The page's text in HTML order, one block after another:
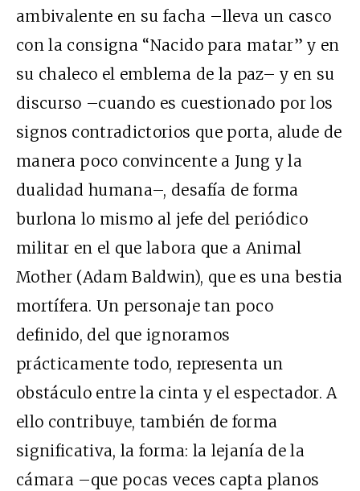
ambivalente en su facha –lleva un casco
con la consigna “Nacido para matar” y en
su chaleco el emblema de la paz– y en su
discurso –cuando es cuestionado por los
signos contradictorios que porta, alude de
manera poco convincente a Jung y la
dualidad humana–, desafía de forma
burlona lo mismo al jefe del periódico
militar en el que labora que a Animal
Mother (Adam Baldwin), que es una bestia
mortífera. Un personaje tan poco
definido, del que ignoramos
prácticamente todo, representa un
obstáculo entre la cinta y el espectador. A
ello contribuye, también de forma
significativa, la forma: la lejanía de la
cámara –que pocas veces capta planos